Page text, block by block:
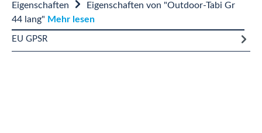
Eigenschaften
Eigenschaften von "Outdoor-Tabi Gr
44 lang" Mehr lesen
EU GPSR